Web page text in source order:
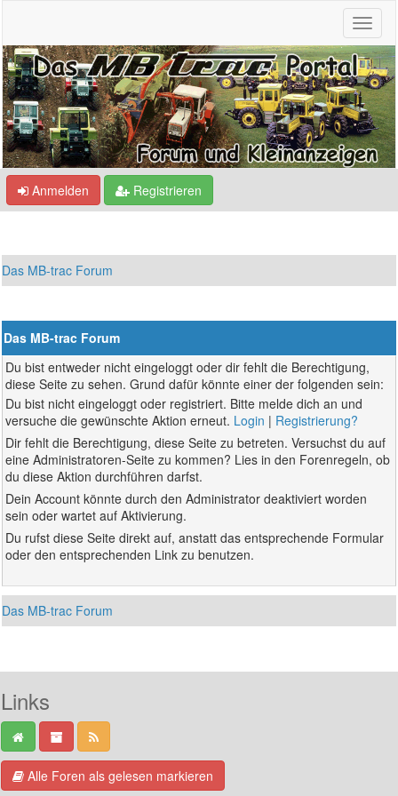
Anmelden Registrieren
Das MB-trac Forum
Das MB-trac Forum
Du bist entweder nicht eingeloggt oder dir fehlt die Berechtigung,
diese Seite zu sehen. Grund dafür könnte einer der folgenden sein:
Du bist nicht eingeloggt oder registriert. Bitte melde dich an und
versuche die gewünschte Aktion erneut. Login | Registrierung?
Dir fehlt die Berechtigung, diese Seite zu betreten. Versuchst du auf
eine Administratoren-Seite zu kommen? Lies in den Forenregeln, ob
du diese Aktion durchführen darfst.
Dein Account könnte durch den Administrator deaktiviert worden
sein oder wartet auf Aktivierung.
Du rufst diese Seite direkt auf, anstatt das entsprechende Formular
oder den entsprechenden Link zu benutzen.
Das MB-trac Forum
Links
Alle Foren als gelesen markieren